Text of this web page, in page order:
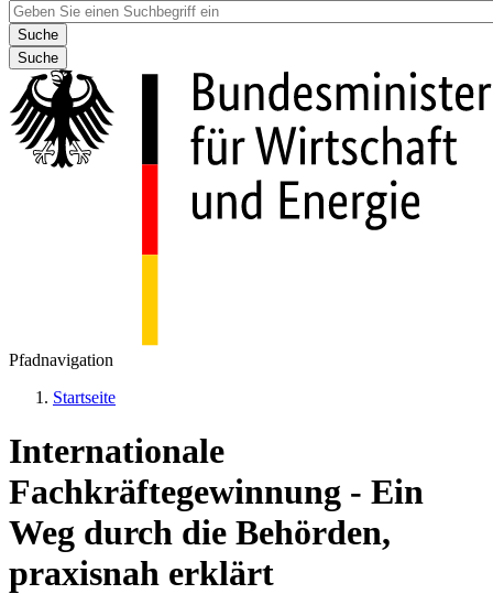
Suche
Pfadnavigation
Startseite
Internationale
Fachkräftegewinnung - Ein
Weg durch die Behörden,
praxisnah erklärt